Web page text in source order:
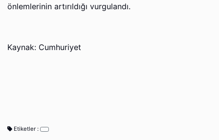
önlemlerinin artırıldığı vurgulandı.
Kaynak: Cumhuriyet
Etiketler :